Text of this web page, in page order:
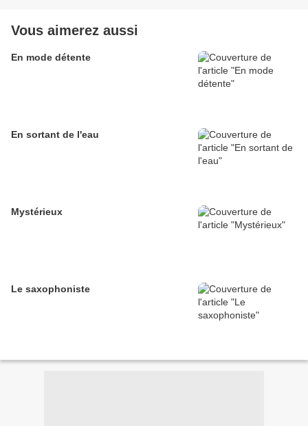
Vous aimerez aussi
En mode détente
En sortant de l'eau
Mystérieux
Le saxophoniste